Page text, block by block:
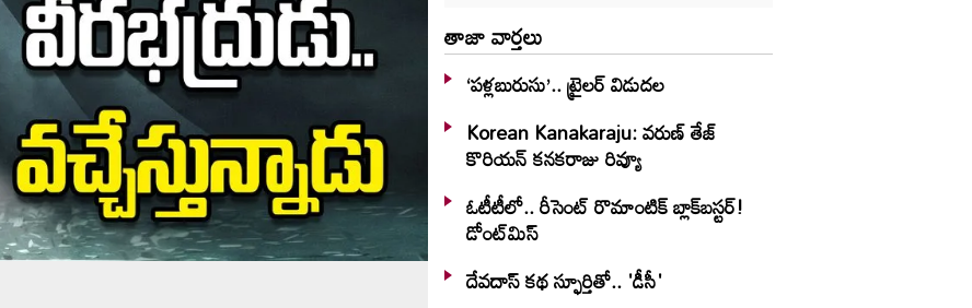
తాజా వార్తలు
‘పళ్లబురుసు’.. ట్రైలర్ విడుదల
Korean Kanakaraju: వరుణ్ తేజ్
కొరియన్‌ కనకరాజు రివ్యూ
ఓటీటీలో.. రీసెంట్ రొమాంటిక్‌ బ్లాక్‌బ‌స్ట‌ర్‌!
డోంట్‌మిస్‌
దేవదాస్ కథ స్ఫూర్తితో.. 'డీసీ'